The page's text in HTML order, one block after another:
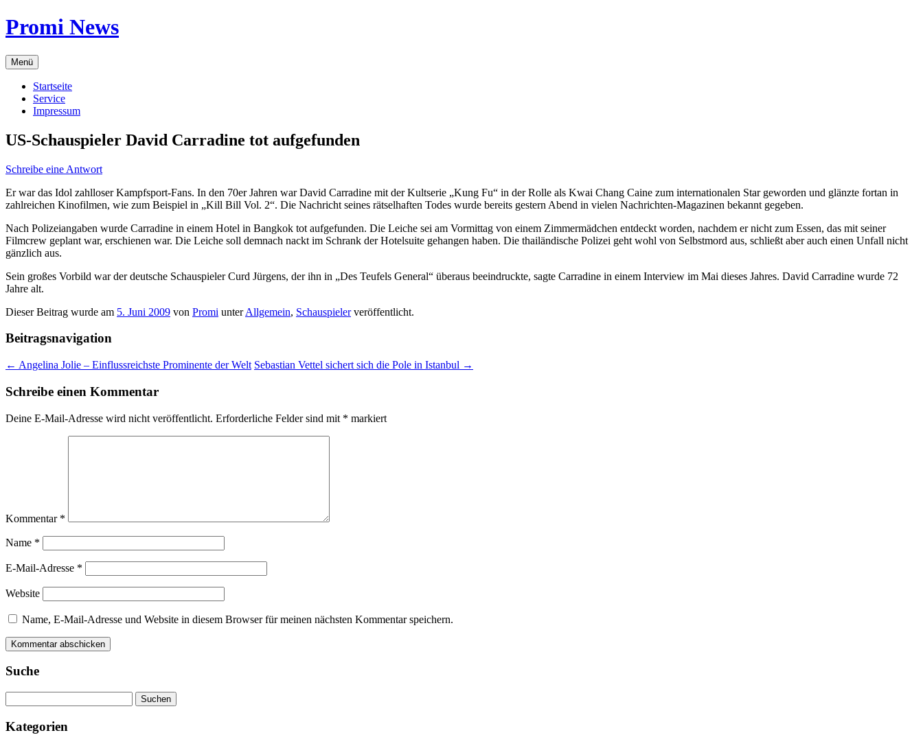
Zum
Inhalt
Promi News
Menü
Startseite
Service
Impressum
US-Schauspieler David Carradine tot aufgefunden
Schreibe eine Antwort
Er war das Idol zahlloser Kampfsport-Fans. In den 70er Jahren war David Carradine mit der Kultserie „Kung Fu“ in der Rolle als Kwai Chang Caine zum internationalen Star geworden und glänzte fortan in
zahlreichen Kinofilmen, wie zum Beispiel in „Kill Bill Vol. 2“. Die Nachricht seines rätselhaften Todes wurde bereits gestern Abend in vielen Nachrichten-Magazinen bekannt gegeben.
Nach Polizeiangaben wurde Carradine in einem Hotel in Bangkok tot aufgefunden. Die Leiche sei am Vormittag von einem Zimmermädchen entdeckt worden, nachdem er nicht zum Essen, das mit seiner
Filmcrew geplant war, erschienen war. Die Leiche soll demnach nackt im Schrank der Hotelsuite gehangen haben. Die thailändische Polizei geht wohl von Selbstmord aus, schließt aber auch einen Unfall nicht
gänzlich aus.
Sein großes Vorbild war der deutsche Schauspieler Curd Jürgens, der ihn in „Des Teufels General“ überaus beeindruckte, sagte Carradine in einem Interview im Mai dieses Jahres. David Carradine wurde 72
Jahre alt.
Dieser Beitrag wurde am 5. Juni 2009 von Promi unterAllgemein, Schauspielerveröffentlicht.
Beitragsnavigation
← Angelina Jolie – Einflussreichste Prominente der Welt Sebastian Vettel sichert sich die Pole in Istanbul →
Schreibe einen Kommentar
Deine E-Mail-Adresse wird nicht veröffentlicht. Erforderliche Felder sind mit * markiert
Kommentar *
Name *
E-Mail-Adresse *
Website
Name, E-Mail-Adresse und Website in diesem Browser für meinen nächsten Kommentar speichern.
Suche
nach:
Kategorien